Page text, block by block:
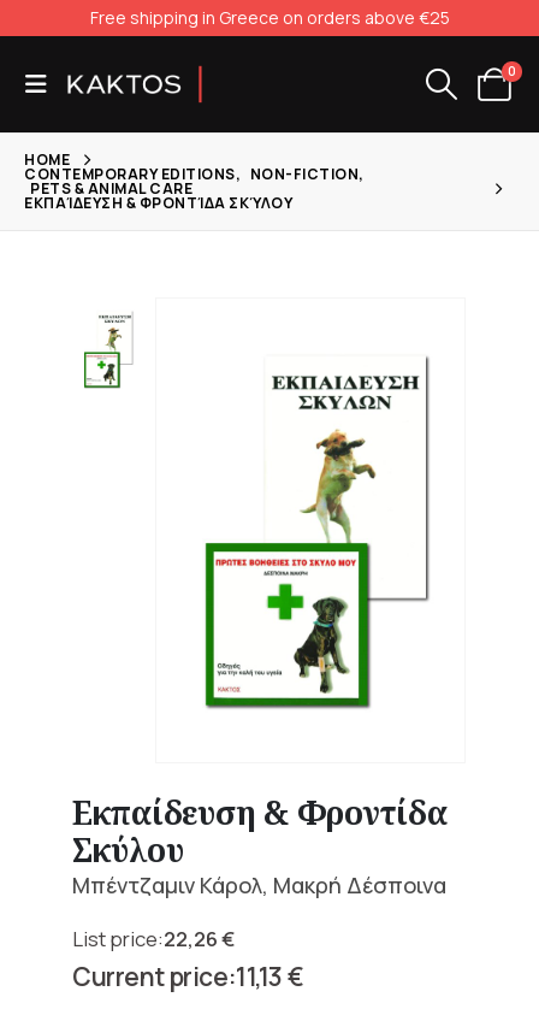
Free shipping in Greece on orders above €25
0
HOME
CONTEMPORARY EDITIONS, NON-FICTION,
PETS & ANIMAL CARE
ΕΚΠΑΊΔΕΥΣΗ & ΦΡΟΝΤΊΔΑ ΣΚΎΛΟΥ
Εκπαίδευση & Φροντίδα
Σκύλου
Μπέντζαμιν Κάρολ, Μακρή Δέσποινα
22,26€
Original
price 11,13€